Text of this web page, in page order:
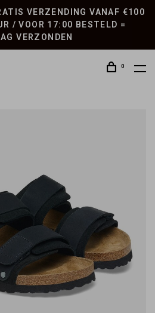
VERZENDING VANAF €100
/ VOOR 17:00 BESTELD =
VERZONDEN
0